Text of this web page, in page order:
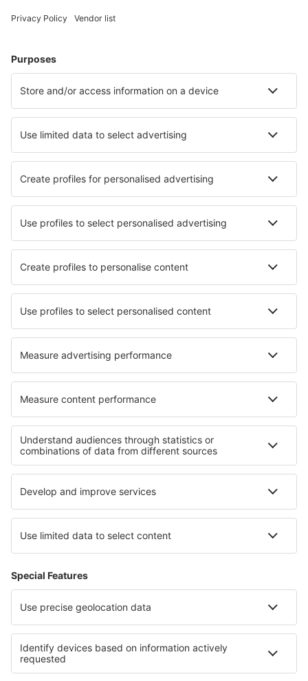
Unterkunft in Grömitz Unterkunft in Bastorf
Unterkunft in Husum Unterkunft in Seebad Bansin
Die besten Unterkünfte - Städte
Unterkunft Chlumec Nad Cidlinou Unterkunft in Zelking
Unterkunft in Glénic Unterkunft in Ploce
Unterkunft in Ransol Unterkunft in Kurrajong
Unterkunft in der Sächsischen Schweiz
Unterkunft in Rhineland-Palatinate Unterkunft in Oberstdorf
Unterkunft in Kreis Iași Unterkunft in Guerrero
Unterkunft in Tignes Unterkunft in Serbien
Unterkunft in Colón